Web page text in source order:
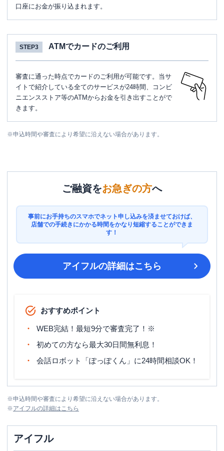
口座にお金が振り込まれます。
STEP3 ATMでカードのご利用
審査に通った時点でカードのご利用が可能です。当サ
イトで紹介している全てのサービスが24時間、コンビ
ニエンスストア等のATMからお金を引き出すことがで
きます。
※申込時間や審査により希望に沿えない場合があります。
ご融資をお急ぎの方へ
事前にお手持ちのスマホでネット申し込みを済ませておけば、
店舗での手続きにかかる時間をかなり短縮することができま
す！
アイフルの詳細はこちら
おすすめポイント
WEB完結！最短9分で審査完了！※
初めての方なら最大30日間無利息！
会話ロボット「ぽっぽくん」に24時間相談OK！
※申込時間や審査により希望に沿えない場合があります。
※アイフルの詳細はこちら
アイフル